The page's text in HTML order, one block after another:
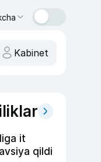
Kabinet
it
qildi